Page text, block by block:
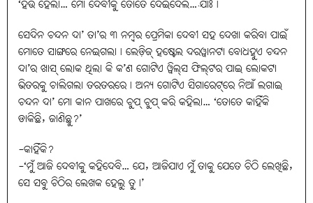
‘ହଉ ହେଲା… ମୋ ଦେବୀକୁ ତୋତେ ଦେଇଦେଲି….ଯାଃ।
ସେଦିନ ଚନ୍ଦନ ଦା’ ତା’ର ୩ ନମ୍ବର ପ୍ରେମିକା ଦେବୀ ସହ ଦେଖା କରିବା ପାଇଁ
ମୋତେ ସାଙ୍ଗରେ ନେଇଗଲା। ଲେଡ଼ିଜ୍‌ ହଷ୍ଟେଲ ଦରୱାନଟା ବୋଧହୁଏ ଚନ୍ଦନ
ଦା’ର ଖାସ୍‌ ଲୋକ ଥିଲା କି କ’ଣ ଗୋଟିଏ ୱିଲ୍‌ସ ଫିଲ୍‌ଟର ପାଇ ଲୋକଟା
ଭିତରକୁ ଚାଲିଗଲା ତରତରରେ। ଅନ୍ୟ ଗୋଟିଏ ସିଗାରେଟ୍‌ରେ ନିଆଁ ଲଗାଇ
ଚନ୍ଦନ ଦା’ ମୋ କାନ ପାଖରେ ଚୁପ୍‌ ଚୁପ୍‌ କରି କହିଲା… ‘ତୋତେ କାହିଁକି
ଡାକିଛି, ଜାଣିଛୁ?’
-କାହିଁକି?
-‘ମୁଁ ଆଜି ଦେବୀକୁ କହିଦେବି… ଯେ, ଆଜିଯାଏ ମୁଁ ତାକୁ ଯେତେ ଚିଠି ଲେଖିଛି,
ସେ ସବୁ ଚିଠିର ଲେଖକ ହେଲୁ ତୁ।’